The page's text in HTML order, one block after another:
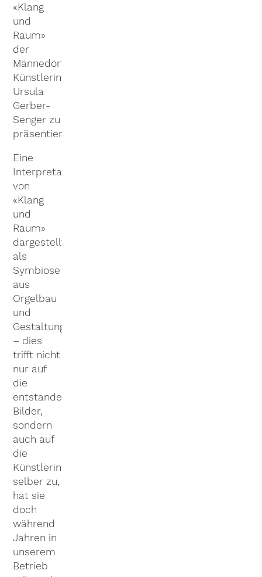
«Klang
und
Raum»
der
Männedörfler
Künstlerin
Ursula
Gerber-
Senger zu
präsentieren.
Eine
Interpretation
von
«Klang
und
Raum»
dargestellt
als
Symbiose
aus
Orgelbau
und
Gestaltung
– dies
trifft nicht
nur auf
die
entstandenen
Bilder,
sondern
auch auf
die
Künstlerin
selber zu,
hat sie
doch
während
Jahren in
unserem
Betrieb